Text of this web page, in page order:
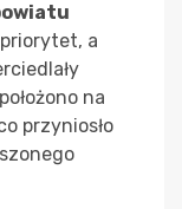
a
na
przyniosło